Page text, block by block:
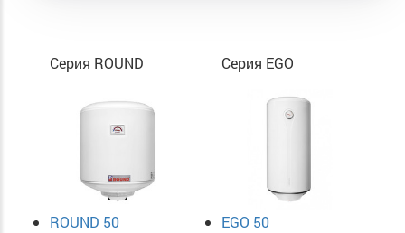
Серия ROUND
ROUND 50
Серия EGO
EGO 50